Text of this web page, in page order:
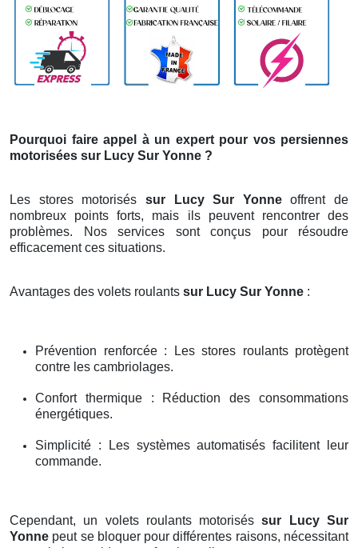
Pourquoi faire appel à un expert pour vos persiennes
motorisées sur Lucy Sur Yonne ?
Les stores motorisés sur Lucy Sur Yonneoffrent de
nombreux points forts, mais ils peuvent rencontrer des
problèmes. Nos services sont conçus pour résoudre
efficacement ces situations.
Avantages des volets roulants sur Lucy Sur Yonne :
Prévention renforcée : Les stores roulants protègent
contre les cambriolages.
Confort thermique : Réduction des consommations
énergétiques.
Simplicité : Les systèmes automatisés facilitent leur
commande.
Cependant, un volets roulants motoriséssur Lucy Sur
Yonne peut se bloquer pour différentes raisons, nécessitant